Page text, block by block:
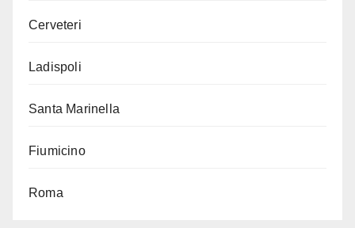
Cerveteri
Ladispoli
Santa Marinella
Fiumicino
Roma